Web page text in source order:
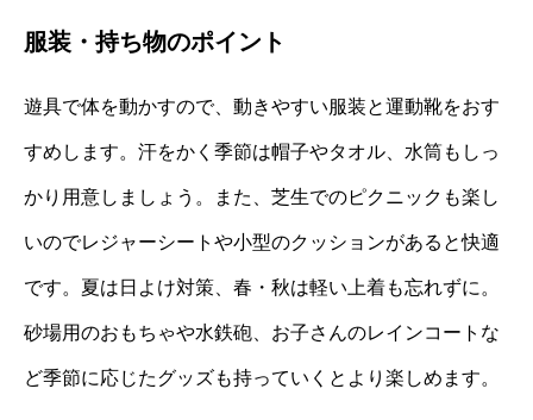
服装・持ち物のポイント
遊具で体を動かすので、動きやすい服装と運動靴をおす
すめします。汗をかく季節は帽子やタオル、水筒もしっ
かり用意しましょう。また、芝生でのピクニックも楽し
いのでレジャーシートや小型のクッションがあると快適
です。夏は日よけ対策、春・秋は軽い上着も忘れずに。
砂場用のおもちゃや水鉄砲、お子さんのレインコートな
ど季節に応じたグッズも持っていくとより楽しめます。